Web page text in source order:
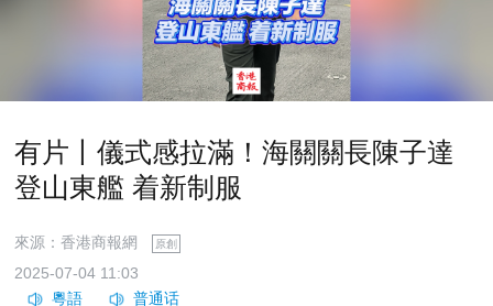
有片丨儀式感拉滿！海關關長陳子達
登山東艦 着新制服
來源：香港商報網 原創
2025-07-04 11:03